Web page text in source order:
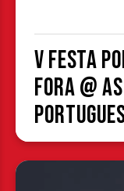
V Festa
Fora @